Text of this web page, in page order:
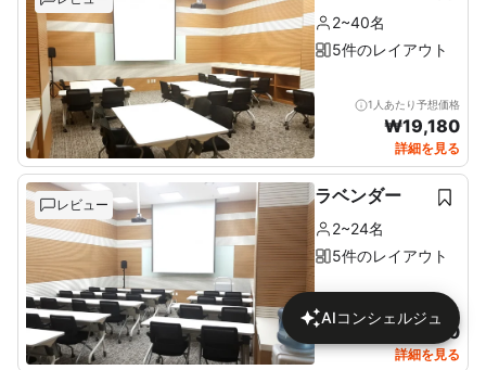
2~40名
5件のレイアウト
1人あたり予想価格
₩19,180
詳細を見る
レビュー ラベンダー
2~24名
5件のレイアウト
1人あたり予想価格
24,610
詳細を見る
AIコンシェルジュ